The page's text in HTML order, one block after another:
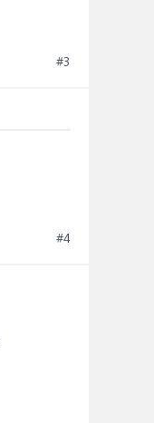
#3
#4